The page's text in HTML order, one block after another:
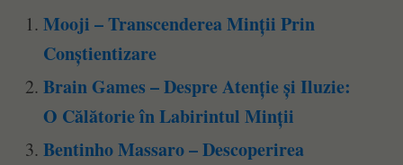
Mooji – Transcenderea Minții Prin
Conștientizare
Brain Games – Despre Atenție și Iluzie:
O Călătorie în Labirintul Minții
Bentinho Massaro – Descoperirea